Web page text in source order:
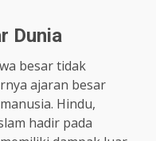
Dunia
besar tidak
ajaran besar
Hindu,
hadir pada